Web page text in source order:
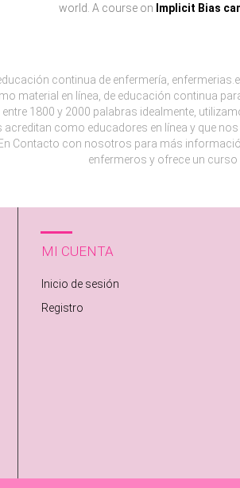
world. A course on Implicit Bias
continua de enfermería,
material en línea, de educación continua
1800 y 2000 palabras idealmente,
acreditan como educadores en línea y que
Contacto con nosotros para más
enfermeros y ofrece un curso
MI CUENTA
Inicio de sesión
Registro